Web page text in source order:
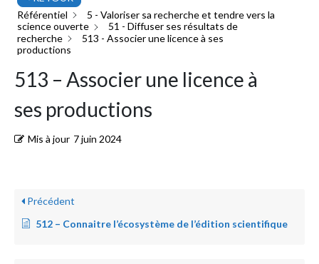
Référentiel
5 - Valoriser sa recherche et tendre vers la
science ouverte
51 - Diffuser ses résultats de
recherche
513 - Associer une licence à ses
productions
513 – Associer une licence à
ses productions
Mis à jour 7 juin 2024
Précédent
512 – Connaitre l’écosystème de l’édition scientifique